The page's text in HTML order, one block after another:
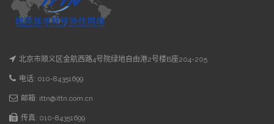
北京市顺义区金航西路4号院绿地自由港2号楼B座204-205
电话: 010-84351699
邮箱: ittn@ittn.com.cn
传真: 010-84351699